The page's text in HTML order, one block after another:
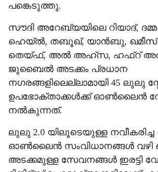
പങ്കെടുത്തു.
സൗദി അറേബ്യയിലെ റിയാദ്,
ഹെയ്ൽ, തബൂഖ്, യാൻബു,
തെയ്ഫ്, അൽ അഹ്സ, ഹഫ്റ്
ജുബൈൽ അടക്കം പ്രധാന
നഗരങ്ങളിലെല്ലാമായി 45 ലുലു
ഉപഭോക്താക്കൾക്ക് ഓൺലൈൻ
നൽകുന്നത്.
ലുലു 2.0 യിലൂടെയുള്ള
ഓൺലൈൻ സംവിധാനങ്ങൾ വഴി
അടക്കമുള്ള സേവനങ്ങൾ ഇരട്ടി